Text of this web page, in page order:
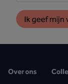
Ik geef mijn
Over ons